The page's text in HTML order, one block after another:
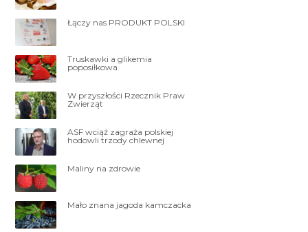
Łączy nas PRODUKT POLSKI
Truskawki a glikemia
poposiłkowa
W przyszłości Rzecznik Praw
Zwierząt
ASF wciąż zagraża polskiej
hodowli trzody chlewnej
Maliny na zdrowie
Mało znana jagoda kamczacka